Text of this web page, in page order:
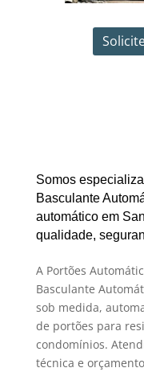
Somos
Basculante
automático em
qualidade,
A Portões
Basculante
sob medida,
de portões para
condomínios.
técnica e